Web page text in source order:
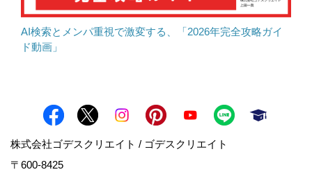
AI検索とメンパ重視で激変する、「2026年完全攻略ガイ
ド動画」
株式会社ゴデスクリエイト / ゴデスクリエイト
〒600-8425